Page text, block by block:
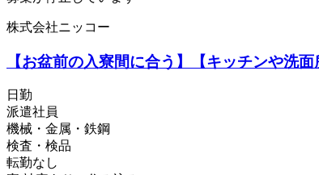
株式会社ニッコー
【お盆前の入寮間に合う】【キッチンや洗
日勤
派遣社員
機械・金属・鉄鋼
検査・検品
転勤なし